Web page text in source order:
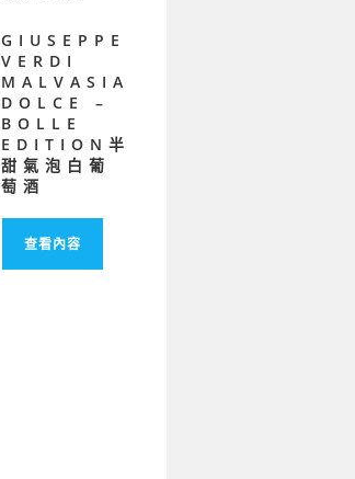
GIUSEPPE
VERDI
MALVASIA
DOLCE –
BOLLE
EDITION半
甜氣泡白葡
萄酒
查看內容